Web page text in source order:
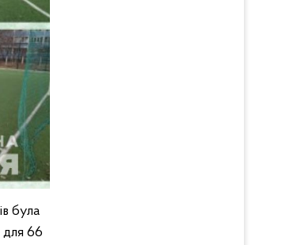
була
66